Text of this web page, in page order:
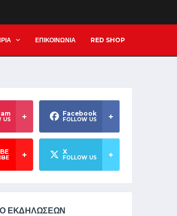
ΕΠΙΚΟΙΝΩΝΙΑ RED SHOP
US
Facebook
FOLLOW US
X
FOLLOW US
ΕΚΔΗΛΩΣΕΩΝ